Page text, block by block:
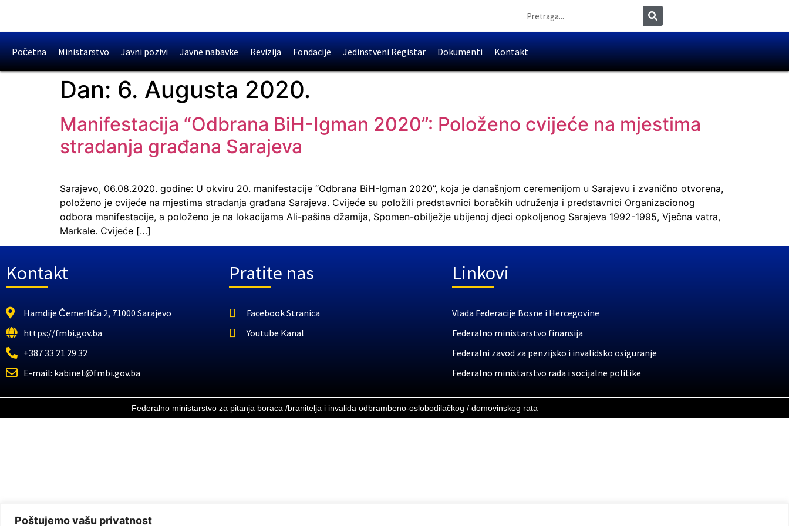
Poštujemo vašu privatnost
Početna Ministarstvo Javni pozivi Javne nabavke Revizija Fondacije Jedinstveni Registar Dokumenti Kontakt
Dan: 6. Augusta 2020.
Manifestacija “Odbrana BiH-Igman 2020”: Položeno cvijeće na mjestima
stradanja građana Sarajeva
Sarajevo, 06.08.2020. godine: U okviru 20. manifestacije “Odbrana BiH-Igman 2020”, koja je današnjom ceremenijom u Sarajevu i zvanično otvorena,
položeno je cvijeće na mjestima stradanja građana Sarajeva. Cvijeće su položili predstavnici boračkih udruženja i predstavnici Organizacionog
odbora manifestacije, a položeno je na lokacijama Ali-pašina džamija, Spomen-obilježje ubijenoj djeci opkoljenog Sarajeva 1992-1995, Vječna vatra,
Markale. Cvijeće […]
Kontakt
Hamdije Čemerlića 2, 71000 Sarajevo
https://fmbi.gov.ba
+387 33 21 29 32
E-mail: kabinet@fmbi.gov.ba
Pratite nas
Facebook Stranica
Youtube Kanal
Linkovi
Vlada Federacije Bosne i Hercegovine
Federalno ministarstvo finansija
Federalni zavod za penzijsko i invalidsko osiguranje
Federalno ministarstvo rada i socijalne politike
Federalno ministarstvo za pitanja boraca /branitelja i invalida odbrambeno-oslobodilačkog / domovinskog rata